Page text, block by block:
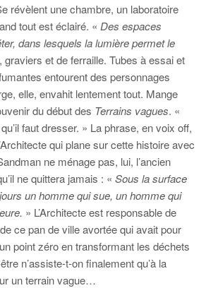
révèlent une chambre, un laboratoire
tout est éclairé. « Des espaces
dans lesquels la lumière permet le
graviers et de ferraille. Tubes à essai et
entourent des personnages
elle, envahit lentement tout. Mange
du début des Terrains vagues. «
faut dresser. » La phrase, en voix off,
qui plane sur cette histoire avec
ne ménage pas, lui, l’ancien
ne quittera jamais : « Sous la surface
un homme qui sue, un homme qui
» L’Architecte est responsable de
ce pan de ville avortée qui avait pour
point zéro en transformant les déchets
n’assiste-t-on finalement qu’à la
un terrain vague…